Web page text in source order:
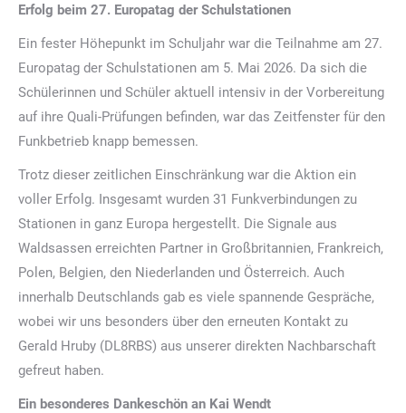
Erfolg beim 27. Europatag der Schulstationen
Ein fester Höhepunkt im Schuljahr war die Teilnahme am 27.
Europatag der Schulstationen am 5. Mai 2026. Da sich die
Schülerinnen und Schüler aktuell intensiv in der Vorbereitung
auf ihre Quali-Prüfungen befinden, war das Zeitfenster für den
Funkbetrieb knapp bemessen.
Trotz dieser zeitlichen Einschränkung war die Aktion ein
voller Erfolg. Insgesamt wurden 31 Funkverbindungen zu
Stationen in ganz Europa hergestellt. Die Signale aus
Waldsassen erreichten Partner in Großbritannien, Frankreich,
Polen, Belgien, den Niederlanden und Österreich. Auch
innerhalb Deutschlands gab es viele spannende Gespräche,
wobei wir uns besonders über den erneuten Kontakt zu
Gerald Hruby (DL8RBS) aus unserer direkten Nachbarschaft
gefreut haben.
Ein besonderes Dankeschön an Kai Wendt